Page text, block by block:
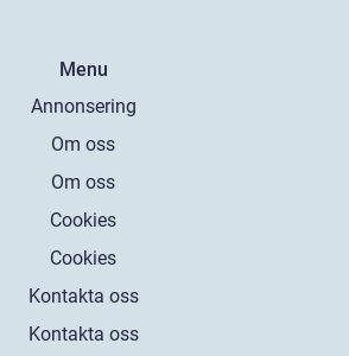
Menu
Annonsering
Om oss
Om oss
Cookies
Cookies
Kontakta oss
Kontakta oss